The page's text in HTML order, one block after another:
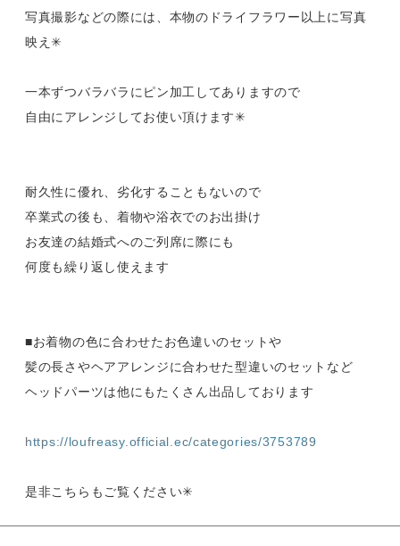
写真撮影などの際には、本物のドライフラワー以上に写真
映え✳︎
一本ずつバラバラにピン加工してありますので
自由にアレンジしてお使い頂けます✳︎
耐久性に優れ、劣化することもないので
卒業式の後も、着物や浴衣でのお出掛け
お友達の結婚式へのご列席に際にも
何度も繰り返し使えます
■お着物の色に合わせたお色違いのセットや
髪の長さやヘアアレンジに合わせた型違いのセットなど
ヘッドパーツは他にもたくさん出品しております
https://loufreasy.official.ec/categories/3753789
是非こちらもご覧ください✳︎